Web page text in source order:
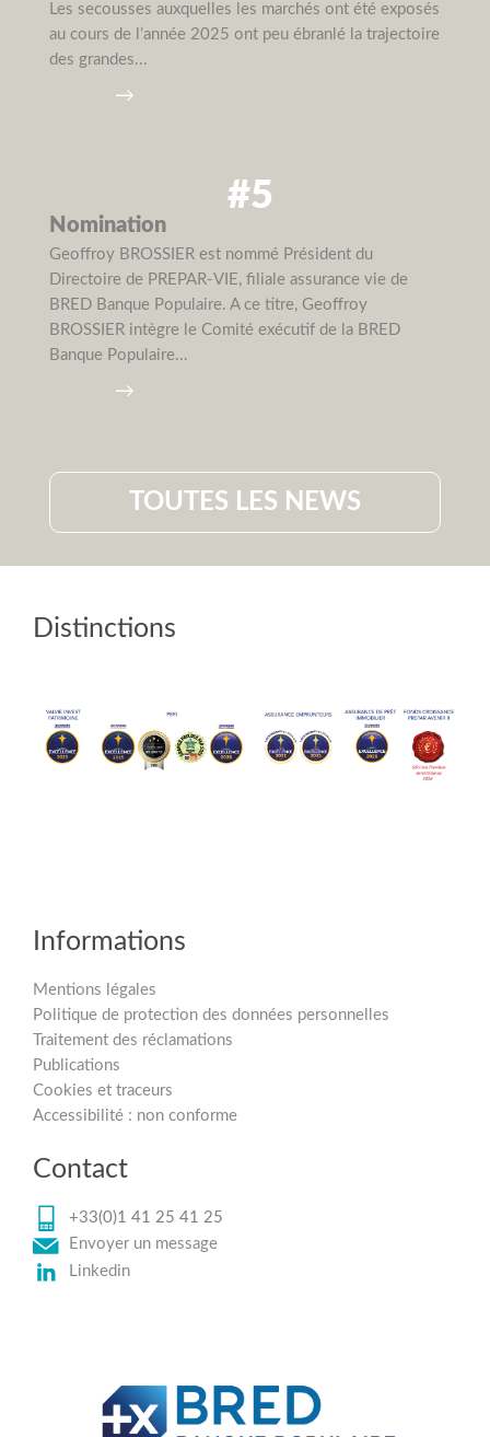
Les secousses auxquelles les marchés ont été exposés
au cours de l’année 2025 ont peu ébranlé la trajectoire
des grandes...
→
#5
Nomination
Geoffroy BROSSIER est nommé Président du
Directoire de PREPAR-VIE, filiale assurance vie de
BRED Banque Populaire. A ce titre, Geoffroy
BROSSIER intègre le Comité exécutif de la BRED
Banque Populaire...
→
TOUTES LES NEWS
Distinctions
Informations
Mentions légales
Politique de protection des données personnelles
Traitement des réclamations
Publications
Cookies et traceurs
Accessibilité : non conforme
Contact
+33(0)1 41 25 41 25
Envoyer un message
Linkedin